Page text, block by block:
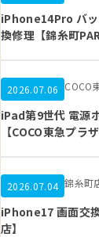
iPhone14Pro バ
換修理【錦糸町
2026.07.06 COCO
iPad第9世代 電源
【COCO東急プラ
2026.07.04 錦糸町
iPhone17 画面交
店】